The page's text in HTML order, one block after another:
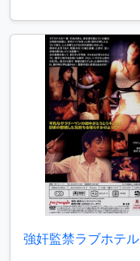
強奸監禁ラブホテル